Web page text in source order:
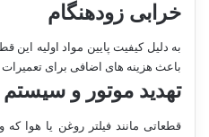
خرابی زودهنگام
به دلیل کیفیت پایین مواد اولیه این
باعث هزینه های اضافی برای
تهدید موتور و
قطعاتی مانند فیلتر روغن یا هوا